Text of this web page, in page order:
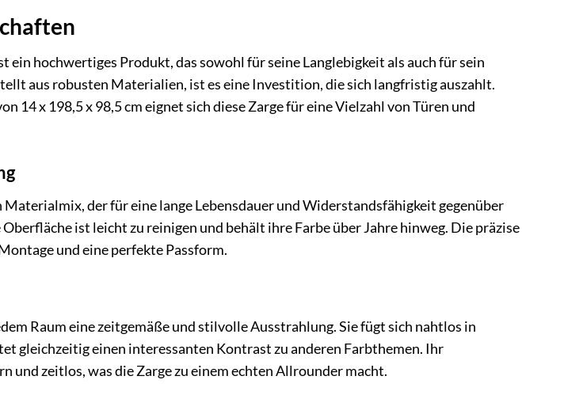
ein hochwertiges Produkt, das sowohl für seine Langlebigkeit als auch für sein
aus robusten Materialien, ist es eine Investition, die sich langfristig auszahlt.
14 x 198,5 x 98,5 cm eignet sich diese Zarge für eine Vielzahl von Türen und
der für eine lange Lebensdauer und Widerstandsfähigkeit gegenüber
ist leicht zu reinigen und behält ihre Farbe über Jahre hinweg. Die präzise
und eine perfekte Passform.
Raum eine zeitgemäße und stilvolle Ausstrahlung. Sie fügt sich nahtlos in
gleichzeitig einen interessanten Kontrast zu anderen Farbthemen. Ihr
und zeitlos, was die Zarge zu einem echten Allrounder macht.